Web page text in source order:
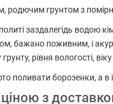
родючим грунтом з
заздалегідь водою
бажано поживним, і
рівня вологості, віку
поливати борозенки, а
з